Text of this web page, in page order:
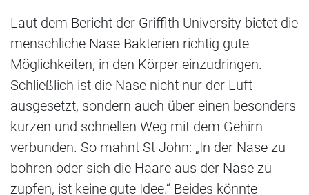
Laut dem Bericht der Griffith University bietet die
menschliche Nase Bakterien richtig gute
Möglichkeiten, in den Körper einzudringen.
Schließlich ist die Nase nicht nur der Luft
ausgesetzt, sondern auch über einen besonders
kurzen und schnellen Weg mit dem Gehirn
verbunden. So mahnt St John: „In der Nase zu
bohren oder sich die Haare aus der Nase zu
zupfen, ist keine gute Idee.“ Beides könnte